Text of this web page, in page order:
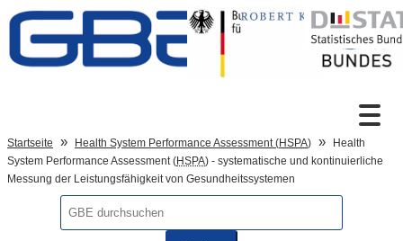
Zum Inhalt
Sprachumschaltung
Startseite Health System Performance Assessment (HSPA)
Health
System Performance Assessment (HSPA) - systematische und kontinuierliche
Messung der Leistungsfähigkeit von Gesundheitssystemen